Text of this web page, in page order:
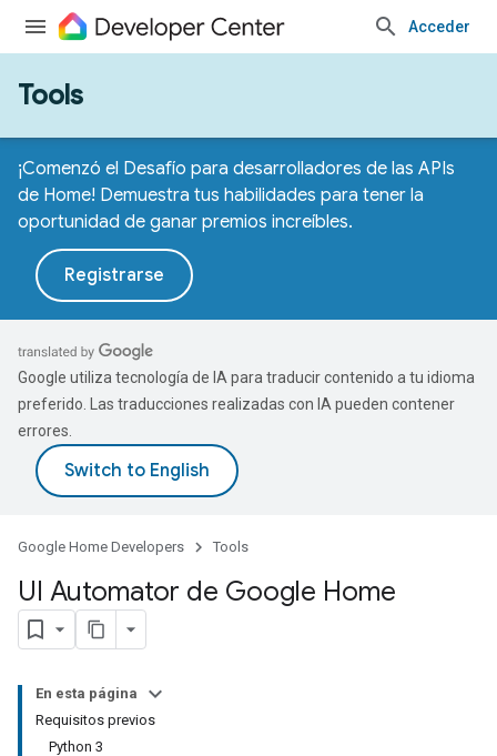
Acceder
Tools
¡Comenzó el Desafío para desarrolladores de las APIs
de Home! Demuestra tus habilidades para tener la
oportunidad de ganar premios increíbles.
Registrarse
Google utiliza tecnología de IA para traducir contenido a tu idioma
preferido. Las traducciones realizadas con IA pueden contener
errores.
Google Home Developers Tools
UI Automator de Google Home
En esta página
Requisitos previos
Python 3